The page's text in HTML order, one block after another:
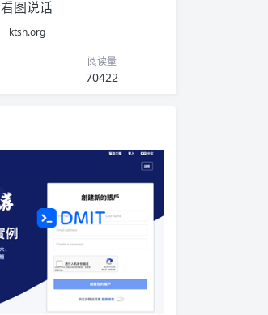
看图说话
ktsh.org
阅读量
70422